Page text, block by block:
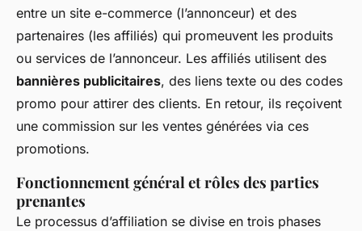
entre un site e-commerce (l’annonceur) et des
partenaires (les affiliés) qui promeuvent les produits
ou services de l’annonceur. Les affiliés utilisent des
bannières publicitaires, des liens texte ou des codes
promo pour attirer des clients. En retour, ils reçoivent
une commission sur les ventes générées via ces
promotions.
Fonctionnement général et rôles des parties
prenantes
Le processus d’affiliation se divise en trois phases